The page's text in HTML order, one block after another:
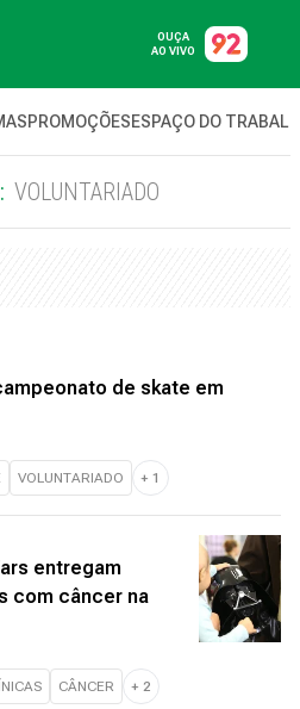
OUÇA
AO VIVO
PROMOÇÕESESPAÇO DO
VOLUNTARIADO
de skate em
VOLUNTARIADO + 1
entregam
com câncer na
CÂNCER + 2